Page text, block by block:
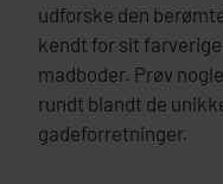
udforske den
kendt for sit
madboder. Prøv
rundt blandt de
gadeforretninger.